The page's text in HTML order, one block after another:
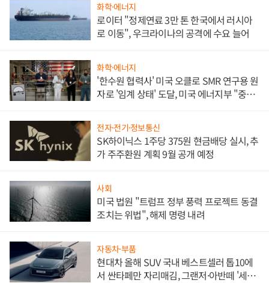
화학·에너지
로이터 "정제연료 3만 톤 한국에서 러시아
로 이동", 우크라이나의 공격에 수요 늘어
화학·에너지
'한수원 협력사' 미국 오클로 SMR 연구용 원
자로 '임계 상태' 도달, 미국 에너지부 "중요
전자·전기·정보통신
SK하이닉스 1주당 375원 현금배당 실시, 추
가 주주환원 계획 9월 공개 예정
사회
미국 법원 "트럼프 정부 풍력 프로젝트 동결
조치는 위법", 해제 명령 내려
자동차·부품
현대차 올해 SUV 국내 베스트셀러 톱10에
서 싼타페만 자리매김, 그랜저·아반떼 '세단